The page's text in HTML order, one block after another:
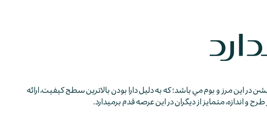
در اين مرز و بوم مي باشد؛ كه به دليل دارا بودن بالاترين سطح كيفيت، ارائه
متمايز از ديگران در اين عرصه قدم برمي­دارد.